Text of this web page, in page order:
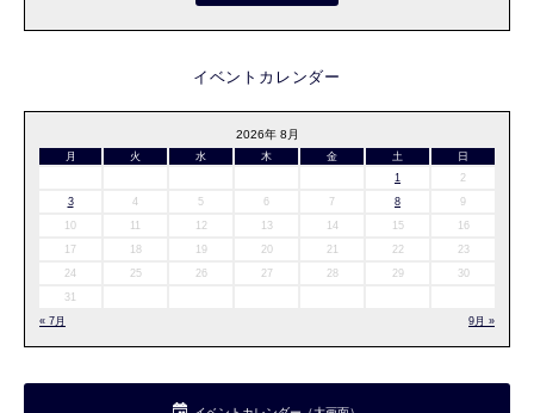
イベントカレンダー
2026年 8月
月 火 水 木 金 土
日
1
2
3
4 5 6 7 8
9
10
11 12 13 14 15
16
17
18 19 20 21 22
23
24
25 26 27 28 29
30
31
« 7月
9月 »